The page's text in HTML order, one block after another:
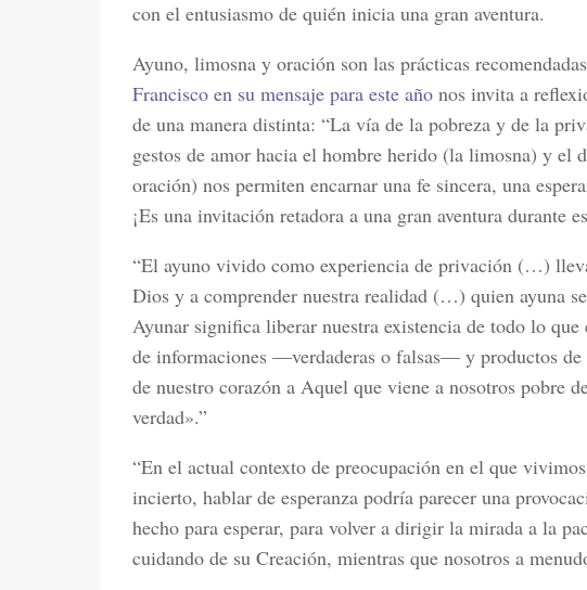
con el entusiasmo de quién inicia una gran aventura.
Ayuno, limosna y oración son las prácticas
Francisco en su mensaje para este año nos invita a
de una manera distinta: “La vía de la pobreza y de la
gestos de amor hacia el hombre herido (la limosna) y el
oración) nos permiten encarnar una fe sincera, una
¡Es una invitación retadora a una gran aventura durante
“El ayuno vivido como experiencia de privación (…)
Dios y a comprender nuestra realidad (…) quien ayuna
Ayunar significa liberar nuestra existencia de todo lo
de informaciones —verdaderas o falsas— y productos de
de nuestro corazón a Aquel que viene a nosotros pobre
verdad».”
“En el actual contexto de preocupación en el que
incierto, hablar de esperanza podría parecer una
hecho para esperar, para volver a dirigir la mirada a la
cuidando de su Creación, mientras que nosotros a